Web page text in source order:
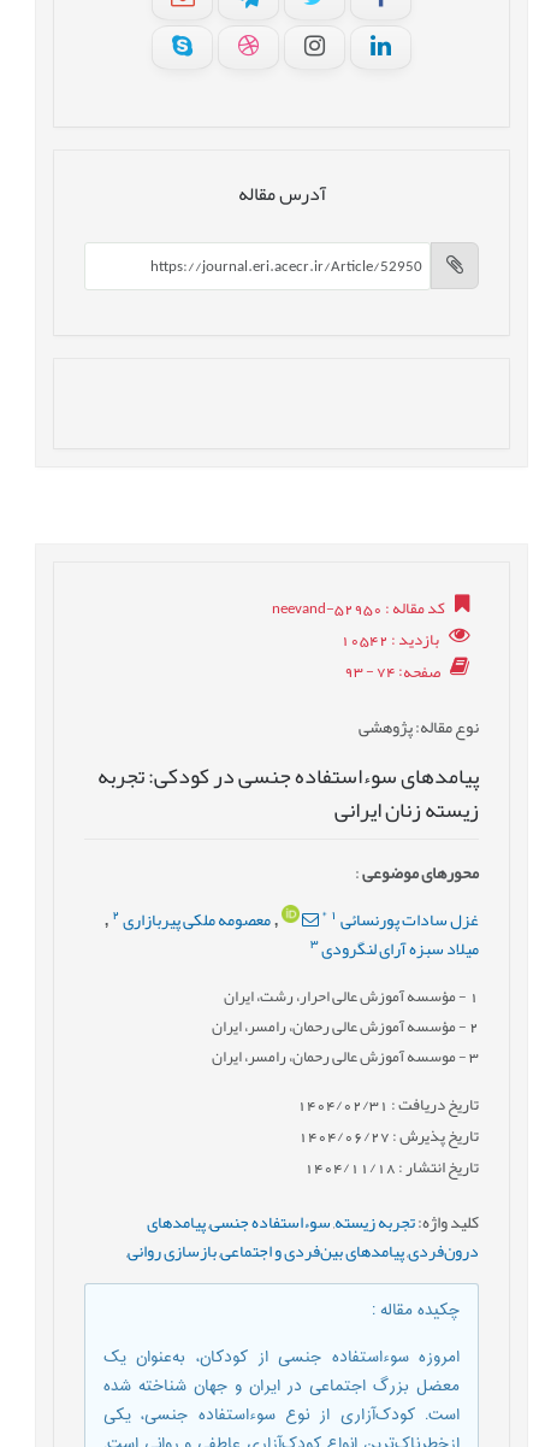
آدرس مقاله
کد مقاله: neevand-52950
بازدید: 10542
صفحه: 74 - 93
نوع مقاله: پژوهشی
پیامدهای سوءاستفاده جنسی در کودکی: تجربه
زیسته زنان ایرانی
محورهای موضوعی:
غزل سادات پورنسائی *
,معصومه ملکی پیربازاری 2
,
میلاد سبزه آرای لنگرودی 3
- مؤسسه آموزش عالی احرار، رشت، ایران
2- مؤسسه آموزش عالی رحمان، رامسر، ایران
3- موسسه آموزش عالی رحمان، رامسر، ایران
تاریخ دریافت : 1404/02/31
تاریخ پذیرش : 1404/06/27
تاریخ انتشار : 1404/11/18
کلید واژه:تجربه زیسته,سوءاستفاده جنسی,پیامدهای
درون‌فردی,پیامدهای بین‌فردی و اجتماعی,بازسازی روانی,
چکیده مقاله:
امروزه سوءاستفاده جنسی از کودکان، به‌عنوان یک
معضل بزرگ اجتماعی در ایران و جهان شناخته شده
است. کودک‌آزاری از نوع سوءاستفاده جنسی، یکی